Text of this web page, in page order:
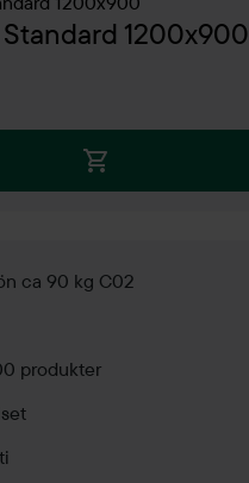
1200x900
ca 90 kg C02
produkter